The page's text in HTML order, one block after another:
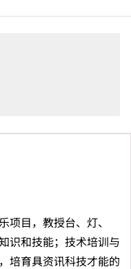
项目，教授台、灯、
识和技能；技术培训与
培育具资讯科技才能的